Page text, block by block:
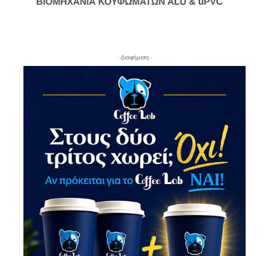
- Διαφήμιση -